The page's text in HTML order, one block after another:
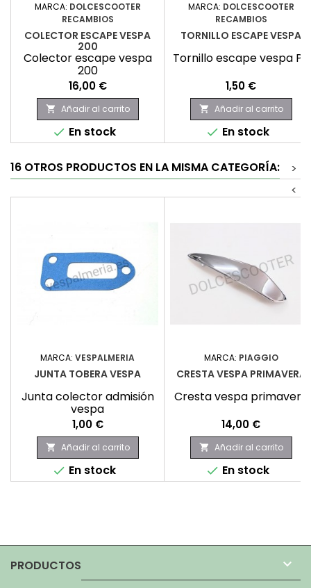
MARCA: DOLCESCOOTER
RECAMBIOS
COLECTOR ESCAPE VESPA
200
Colector escape vespa
200
Precio
16,00 €
 Añadir al carrito
 En stock
MARCA: DOLCESCOOTER
RECAMBIOS
TORNILLO ESCAPE VESPA
Tornillo escape vespa PX
Precio
1,50 €
 Añadir al carrito
 En stock
16 OTROS PRODUCTOS EN LA MISMA CATEGORÍA:
>
<
MARCA: VESPALMERIA
JUNTA TOBERA VESPA
Junta colector admisión
vespa
Precio
1,00 €
 Añadir al carrito
 En stock
MARCA: PIAGGIO
CRESTA VESPA PRIMAVERA
Cresta vespa primavera
Precio
14,00 €
 Añadir al carrito
 En stock
PRODUCTOS 